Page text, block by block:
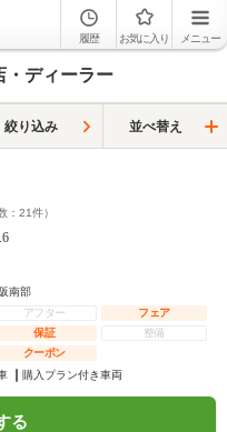
履歴 お気に入り メニュー
・ディーラー
絞り込み 並べ替え
： 21件）
南部
アフター
フェア
保証
整備
クーポン
購入プラン付き車両
る